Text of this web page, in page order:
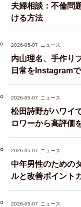
夫婦相談：不倫問
ける方法
2026-05-07 ニュース
内山理名、手作り
日常をInstagram
2026-05-07 ニュース
松田詩野がハワイ
ロワーから高評価
2026-05-07 ニュース
中年男性のための
ルと改善ポイント
2026-05-07 ニュース